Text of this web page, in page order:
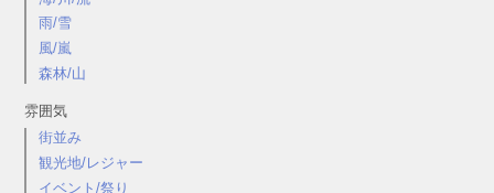
雨/雪
風/嵐
森林/山
雰囲気
街並み
観光地/レジャー
イベント/祭り